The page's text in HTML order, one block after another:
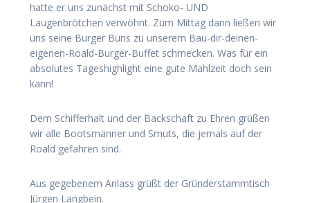
hatte er uns zunächst mit Schoko- UND
Laugenbrötchen verwöhnt. Zum Mittag dann ließen wir
uns seine Burger Buns zu unserem Bau-dir-deinen-
eigenen-Roald-Burger-Buffet schmecken. Was für ein
absolutes Tageshighlight eine gute Mahlzeit doch sein
kann!
Dem Schifferhalt und der Backschaft zu Ehren grüßen
wir alle Bootsmänner und Smuts, die jemals auf der
Roald gefahren sind.
Aus gegebenem Anlass grüßt der Gründerstammtisch
Jürgen Langbein.